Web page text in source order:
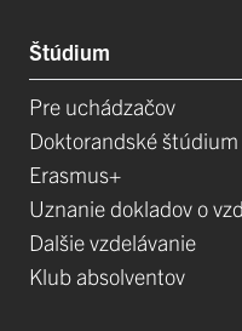
Štúdium
Pre uchádzačov
Doktorandské štúdium
Erasmus+
Uznanie dokladov o
Dalšie vzdelávanie
Klub absolventov